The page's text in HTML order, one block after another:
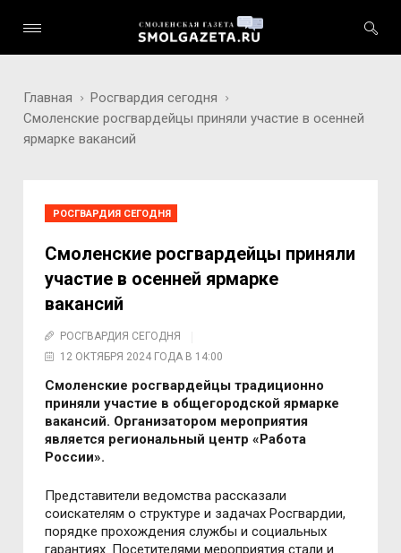
Главная
Росгвардия сегодня
Смоленские росгвардейцы приняли участие в осенней
ярмарке вакансий
РОСГВАРДИЯ СЕГОДНЯ
Смоленские росгвардейцы приняли
участие в осенней ярмарке
вакансий
РОСГВАРДИЯ СЕГОДНЯ
12 ОКТЯБРЯ 2024 ГОДА В 14:00
Смоленские росгвардейцы традиционно
приняли участие в общегородской ярмарке
вакансий. Организатором мероприятия
является региональный центр «Работа
России».
Представители ведомства рассказали
соискателям о структуре и задачах Росгвардии,
порядке прохождения службы и социальных
гарантиях. Посетителями мероприятия стали и